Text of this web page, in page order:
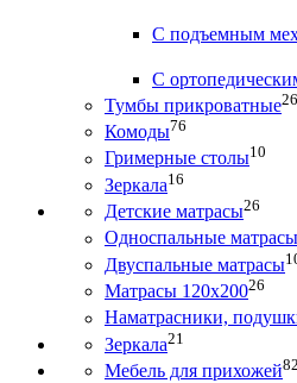
С подъемным
С
Тумбы прикроватные26
Комоды76
Гримерные столы10
Зеркала16
Детские матрасы26
Односпальные матрасы
Двуспальные матрасы
Матрасы 120х20026
Наматрасники,
Зеркала21
Мебель для прихожей82